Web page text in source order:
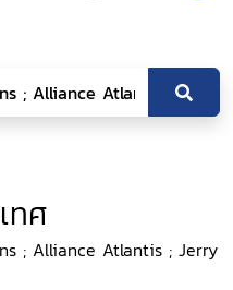
ทศ
; Alliance Atlantis ; Jerry